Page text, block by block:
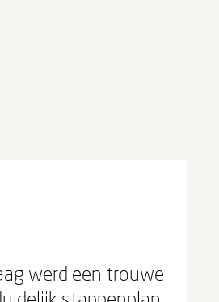
werd een trouwe